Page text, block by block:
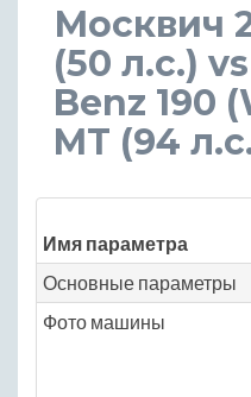
Москвич
(50 л.с.)
Benz 190
MT (94
Имя параметра
Основные параметры
Фото машины